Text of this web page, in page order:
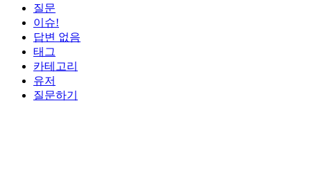
질문
이슈!
답변 없음
태그
카테고리
유저
질문하기